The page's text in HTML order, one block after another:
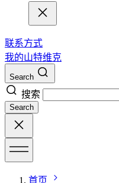
联系方式
我的山特维克
Search
搜索
Search
首页